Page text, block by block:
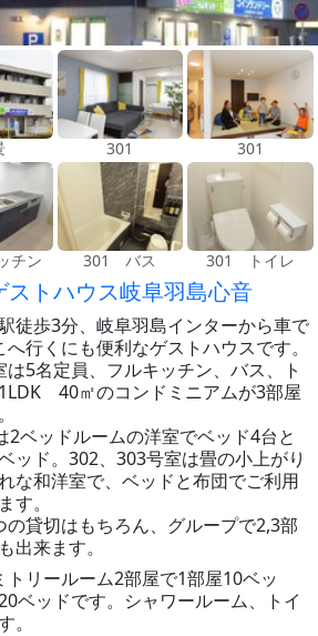
301 301
チン 301 バス 301 トイレ
ストハウス岐阜羽島心音
徒歩3分、岐阜羽島インターから車で
へ行くにも便利なゲストハウスです。
は5名定員、フルキッチン、バス、ト
40㎡のコンドミニアムが3部屋
2ベッドルームの洋室でベッド4台と
ッド。302、303号室は畳の小上がり
な和洋室で、ベッドと布団でご利用
す。
の貸切はもちろん、グループで2,3部
出来ます。
トリールーム2部屋で1部屋10ベッ
ベッドです。シャワールーム、トイ
。